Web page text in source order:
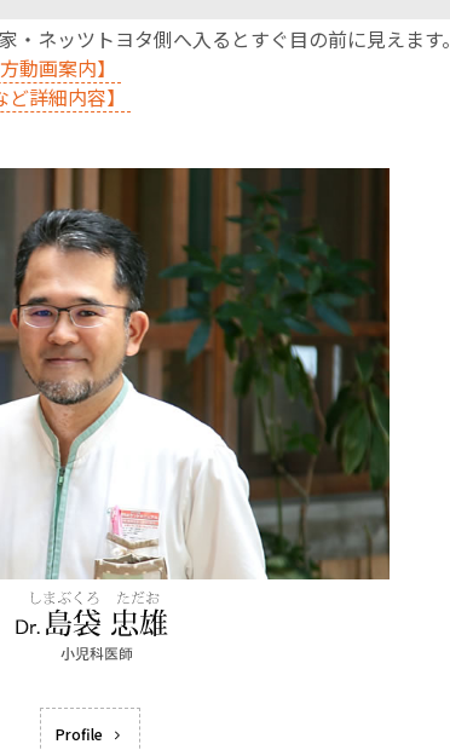
ネッツトヨタ側へ入るとすぐ目の前に見えます。
動画案内】
詳細内容】
Profile